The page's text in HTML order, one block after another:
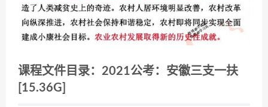
课程文件目录：2021公考：安徽三支一扶
[15.36G]